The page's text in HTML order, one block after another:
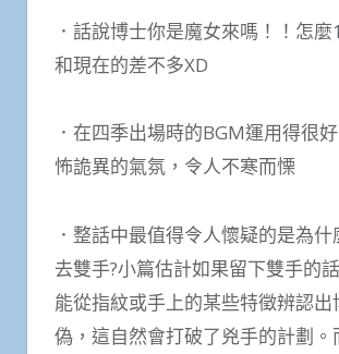
．話說博士你是魔女來嗎！！怎
和現在的差不多XD
．在四季出場時的BGM運用得很
怖詭異的氣氛，令人不寒而慄
．整話中最值得令人懷疑的是為
去雙手?小篇估計如果留下雙手的
能從指紋或手上的某些特徵辨認出
偽，這自然會打破了兇手的計劃。